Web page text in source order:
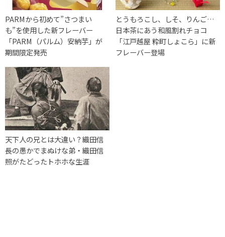
PARMから初めて”さつまい
も”を使用した新フレーバー
「PARM（パルム）安納芋」が
期間限定発売
とうもろこし、しそ、りんご…
日本茶にあう和風割れチョコ
「江戸越屋 粋町しょこら」に新
フレーバー登場
天下人の兄とは大違い？織田信
長の愚かでまぬけな弟・織田信
照がたどったトホホな生涯